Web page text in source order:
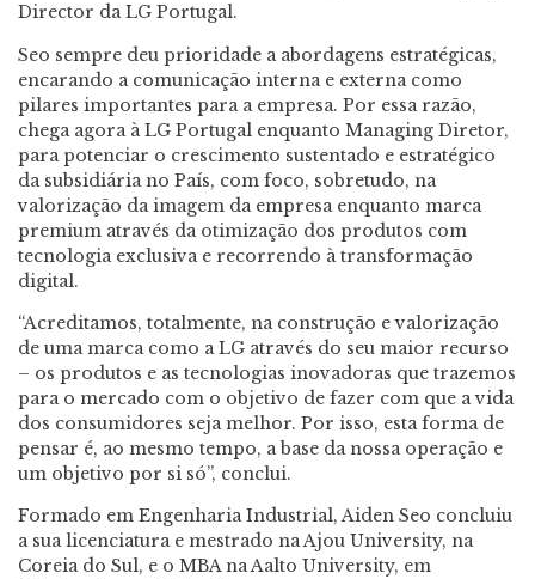
Director da LG Portugal.
Seo sempre deu prioridade a abordagens estratégicas,
encarando a comunicação interna e externa como
pilares importantes para a empresa. Por essa razão,
chega agora à LG Portugal enquanto Managing Diretor,
para potenciar o crescimento sustentado e estratégico
da subsidiária no País, com foco, sobretudo, na
valorização da imagem da empresa enquanto marca
premium através da otimização dos produtos com
tecnologia exclusiva e recorrendo à transformação
digital.
“Acreditamos, totalmente, na construção e valorização
de uma marca como a LG através do seu maior recurso
– os produtos e as tecnologias inovadoras que trazemos
para o mercado com o objetivo de fazer com que a vida
dos consumidores seja melhor. Por isso, esta forma de
pensar é, ao mesmo tempo, a base da nossa operação e
um objetivo por si só”, conclui.
Formado em Engenharia Industrial, Aiden Seo concluiu
a sua licenciatura e mestrado na Ajou University, na
Coreia do Sul, e o MBA na Aalto University, em